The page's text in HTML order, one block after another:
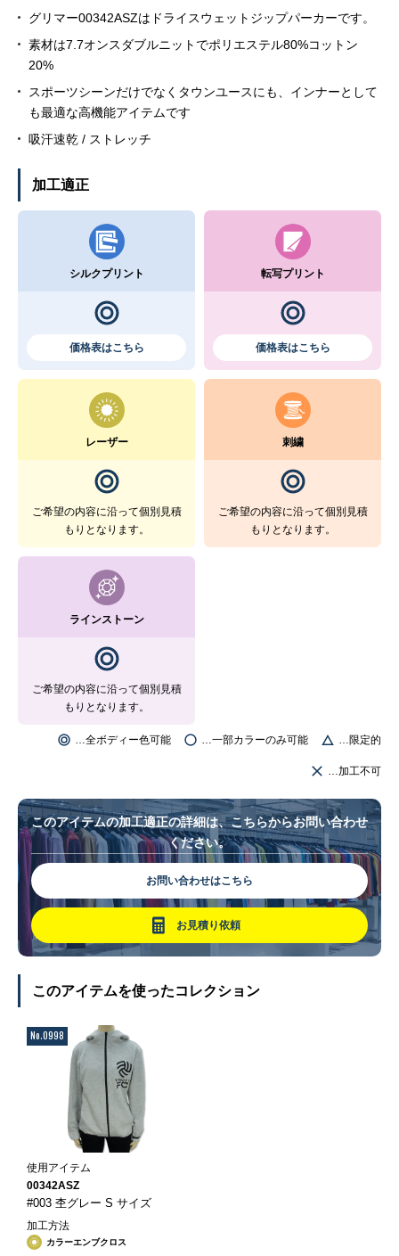
グリマー00342ASZはドライスウェットジップパーカーです。
素材は7.7オンスダブルニットでポリエステル80%コットン
20%
スポーツシーンだけでなくタウンユースにも、インナーとして
も最適な高機能アイテムです
吸汗速乾 / ストレッチ
加工適正
シルクプリント
価格表はこちら
転写プリント
価格表はこちら
レーザー
ご希望の内容に沿って個別見積
もりとなります。
刺繍
ご希望の内容に沿って個別見積
もりとなります。
ラインストーン
ご希望の内容に沿って個別見積
もりとなります。
…全ボディー色可能 …一部カラーのみ可能 …限定的
…加工不可
このアイテムの加工適正の詳細は、こちらからお問い合わせ
ください。
お問い合わせはこちら
お見積り依頼
このアイテムを使ったコレクション
No.0998
使用アイテム
00342ASZ
#003 杢グレー S サイズ
加工方法
カラーエンブクロス